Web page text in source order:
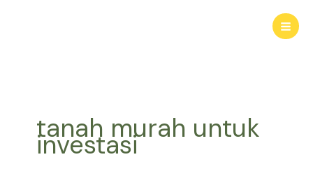
tanah murah untuk
investasi